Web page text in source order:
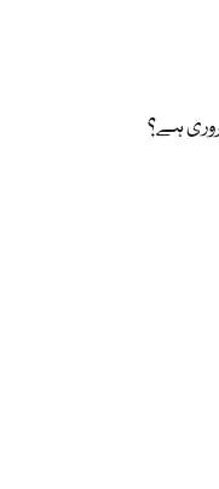
ہے؟